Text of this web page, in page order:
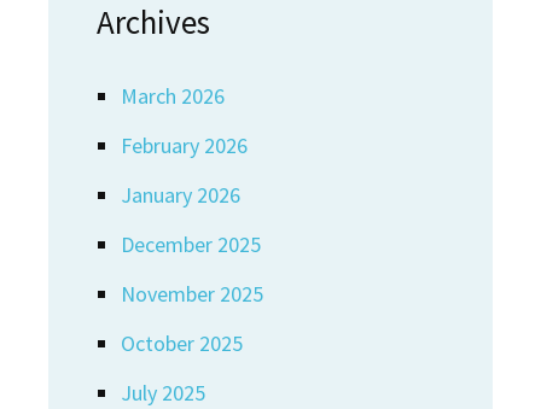
Archives
March 2026
February 2026
January 2026
December 2025
November 2025
October 2025
July 2025